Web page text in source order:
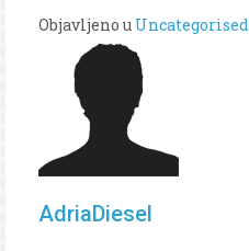
Objavljeno u Uncategorised
AdriaDiesel